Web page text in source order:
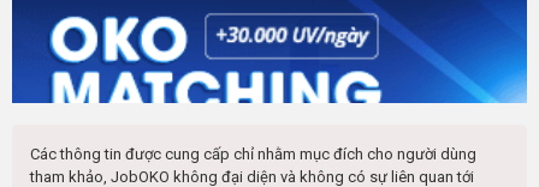
Các thông tin được cung cấp chỉ nhằm mục đích cho người dùng
tham khảo, JobOKO không đại diện và không có sự liên quan tới